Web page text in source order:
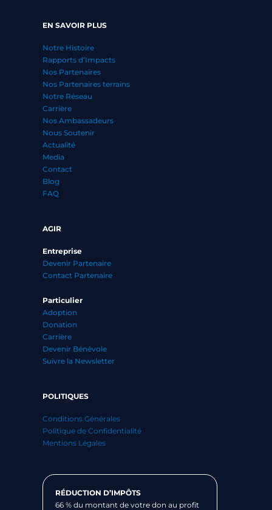
EN SAVOIR PLUS
Notre Histoire
Rapports d’Impacts
Nos Partenaires
Nos Partenaires terrains
Notre Réseau
Carrière
Nos Ambassadeurs
Nous Soutenir
Actualité
Media
Contact
Blog
FAQ
AGIR
Entreprise
Devenir Partenaire
Contact Partenaire
Particulier
Adoption
Donation
Carrière
Devenir Bénévole
Suivre la Newsletter
POLITIQUES
Conditions Générales
Politique de Confidentialité
Mentions Légales
RÉDUCTION D’IMPÔTS
66 % du montant de votre don au profit